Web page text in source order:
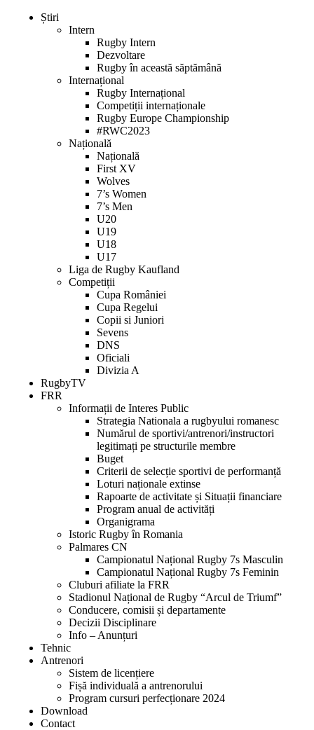
Știri
Intern
Rugby Intern
Dezvoltare
Rugby în această săptămână
Internațional
Rugby Internațional
Competiții internaționale
Rugby Europe Championship
#RWC2023
Națională
Națională
First XV
Wolves
7’s Women
7’s Men
U20
U19
U18
U17
Liga de Rugby Kaufland
Competiții
Cupa României
Cupa Regelui
Copii si Juniori
Sevens
DNS
Oficiali
Divizia A
RugbyTV
FRR
Informații de Interes Public
Strategia Nationala a rugbyului romanesc
Numărul de sportivi/antrenori/instructori
legitimați pe structurile membre
Buget
Criterii de selecție sportivi de performanță
Loturi naționale extinse
Rapoarte de activitate și Situații financiare
Program anual de activități
Organigrama
Istoric Rugby în Romania
Palmares CN
Campionatul Național Rugby 7s Masculin
Campionatul Național Rugby 7s Feminin
Cluburi afiliate la FRR
Stadionul Național de Rugby “Arcul de Triumf”
Conducere, comisii și departamente
Decizii Disciplinare
Info – Anunțuri
Tehnic
Antrenori
Sistem de licențiere
Fișă individuală a antrenorului
Program cursuri perfecționare 2024
Download
Contact